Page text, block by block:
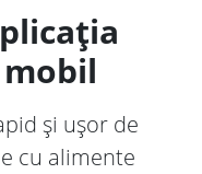
și ușor de
cu alimente